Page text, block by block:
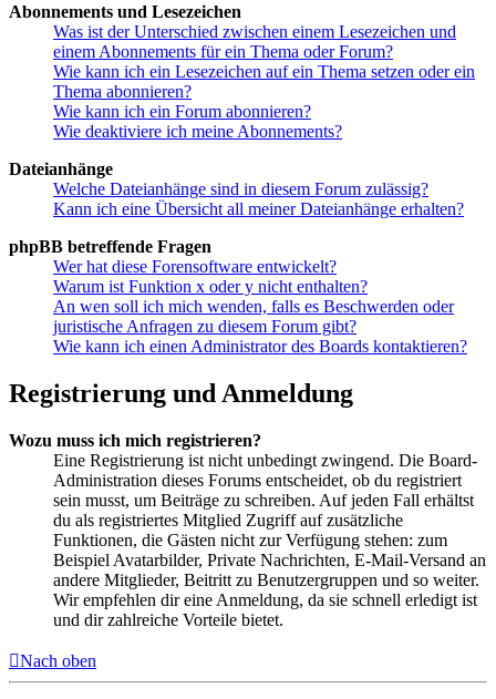
Abonnements und Lesezeichen
Was ist der Unterschied zwischen einem Lesezeichen und
einem Abonnements für ein Thema oder Forum?
Wie kann ich ein Lesezeichen auf ein Thema setzen oder ein
Thema abonnieren?
Wie kann ich ein Forum abonnieren?
Wie deaktiviere ich meine Abonnements?
Dateianhänge
Welche Dateianhänge sind in diesem Forum zulässig?
Kann ich eine Übersicht all meiner Dateianhänge erhalten?
phpBB betreffende Fragen
Wer hat diese Forensoftware entwickelt?
Warum ist Funktion x oder y nicht enthalten?
An wen soll ich mich wenden, falls es Beschwerden oder
juristische Anfragen zu diesem Forum gibt?
Wie kann ich einen Administrator des Boards kontaktieren?
Registrierung und Anmeldung
Wozu muss ich mich registrieren?
Eine Registrierung ist nicht unbedingt zwingend. Die Board-
Administration dieses Forums entscheidet, ob du registriert
sein musst, um Beiträge zu schreiben. Auf jeden Fall erhältst
du als registriertes Mitglied Zugriff auf zusätzliche
Funktionen, die Gästen nicht zur Verfügung stehen: zum
Beispiel Avatarbilder, Private Nachrichten, E-Mail-Versand an
andere Mitglieder, Beitritt zu Benutzergruppen und so weiter.
Wir empfehlen dir eine Anmeldung, da sie schnell erledigt ist
und dir zahlreiche Vorteile bietet.
Nach oben